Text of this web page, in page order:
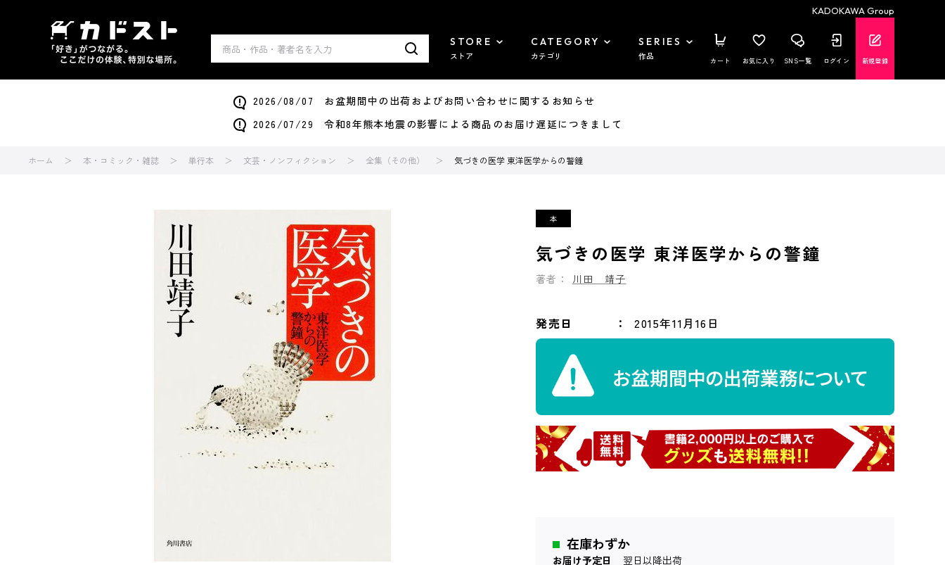
KADOKAWA Group
STORE
ストア
CATEGORY
カテゴリ
SERIES
作品 カート お気に入り SNS一覧 ログイン 新規登録
2026/08/07 お盆期間中の出荷およびお問い合わせに関するお知らせ
2026/07/29 令和8年熊本地震の影響による商品のお届け遅延につきまして
ホーム 本・コミック・雑誌 単行本 文芸・ノンフィクション 全集（その他） 気づきの医学 東洋医学からの警鐘
気づきの医学 東洋医学からの警鐘
著者： 川田 靖子
発売日 2015年11月16日
在庫わずか
お届け予定日 翌日以降出荷